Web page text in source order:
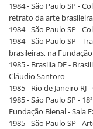
1984 - São Paulo SP -
retrato da arte
1984 - São Paulo SP -
1984 - São Paulo SP -
brasileiras, na
1985 - Brasília DF -
Cláudio Santoro
1985 - Rio de Janeiro
1985 - São Paulo SP -
Fundação Bienal - Sala
1985 - São Paulo SP -